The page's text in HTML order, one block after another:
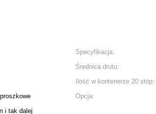
Specyfikacja:
Średnica drutu:
Ilość w kontenerze 20 stóp:
Opcja:
i tak dalej